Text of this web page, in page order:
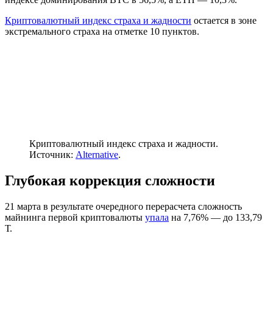
Криптовалютный индекс страха и жадности остается в зоне
экстремального страха на отметке 10 пунктов.
Криптовалютный индекс страха и жадности.
Источник: Alternative.
Глубокая коррекция сложности
21 марта в результате очередного перерасчета сложность
майнинга первой криптовалюты упала на 7,76% — до 133,79
Т.